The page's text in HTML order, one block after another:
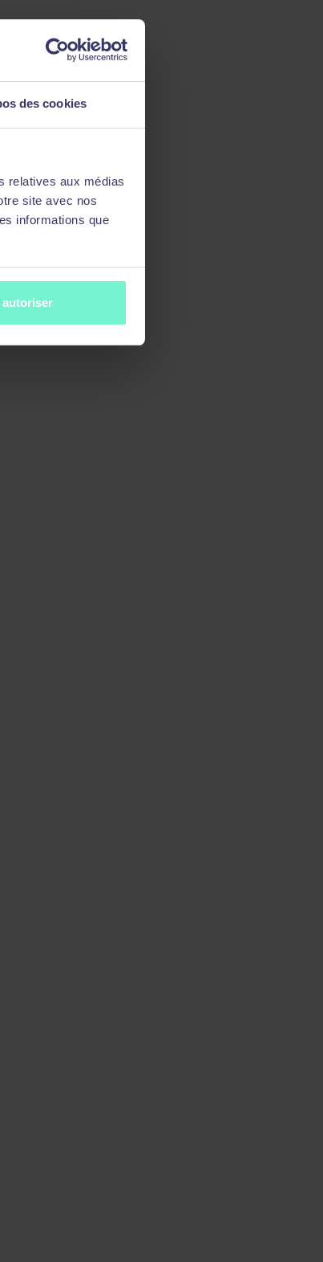
des cookies
relatives aux médias
site avec nos
informations que
autoriser